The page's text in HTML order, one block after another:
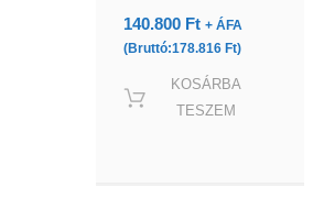
140.800 Ft + ÁFA
(Bruttó:178.816 Ft)
KOSÁRBA
TESZEM